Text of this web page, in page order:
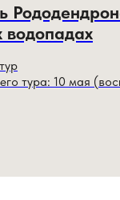
водопадах
тура: 10 мая